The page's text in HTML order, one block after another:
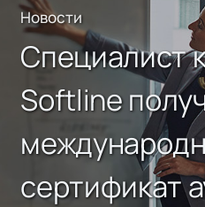
Новости
Специалист
Softline
сертификат